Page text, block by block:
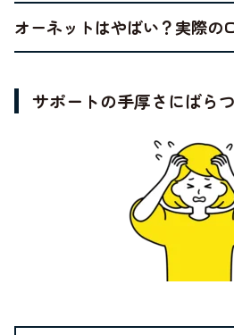
オーネットはやばい？実際の
サポートの手厚さにばら